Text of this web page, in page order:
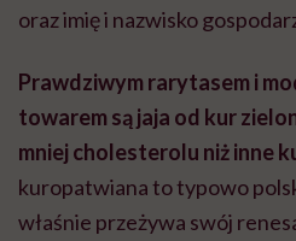
oraz imię i nazwisko
Prawdziwym rarytasem i
towarem są jaja od kur
mniej cholesterolu niż inne
kuropatwiana to typowo
właśnie przeżywa swój